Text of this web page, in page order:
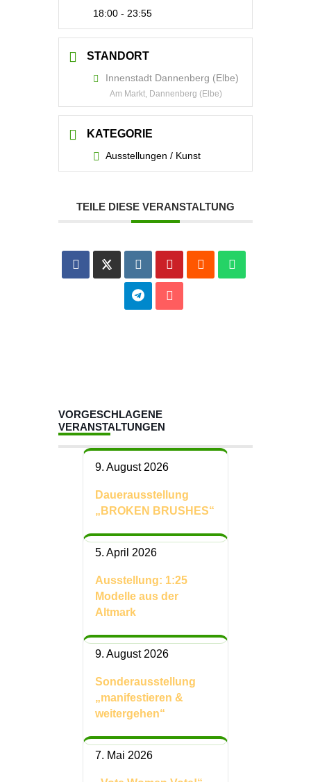
18:00 - 23:55
STANDORT
Innenstadt Dannenberg (Elbe)
Am Markt, Dannenberg (Elbe)
KATEGORIE
Ausstellungen / Kunst
TEILE DIESE VERANSTALTUNG
VORGESCHLAGENE
VERANSTALTUNGEN
9. August 2026
Dauerausstellung
„BROKEN BRUSHES“
5. April 2026
Ausstellung: 1:25
Modelle aus der
Altmark
9. August 2026
Sonderausstellung
„manifestieren &
weitergehen“
7. Mai 2026